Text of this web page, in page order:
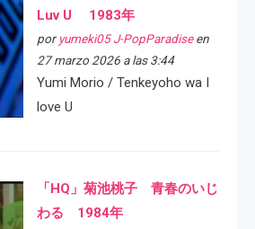
Luv U 1983年
por yumeki05 J-PopParadiseen
27 marzo 2026 a las 3:44
Yumi Morio / Tenkeyoho wa I
love U
「HQ」菊池桃子 青春のいじ
わる 1984年